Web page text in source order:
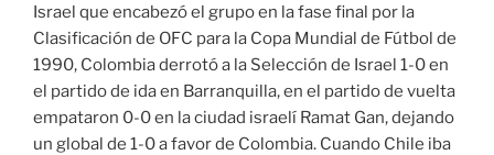
Israel que encabezó el grupo en la fase final por la
Clasificación de OFC para la Copa Mundial de Fútbol de
1990, Colombia derrotó a la Selección de Israel 1-0 en
el partido de ida en Barranquilla, en el partido de vuelta
empataron 0-0 en la ciudad israelí Ramat Gan, dejando
un global de 1-0 a favor de Colombia. Cuando Chile iba